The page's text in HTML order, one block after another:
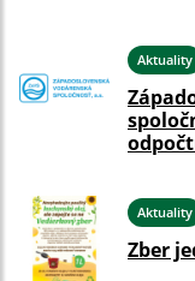
Aktuality
Aktuality
Zber